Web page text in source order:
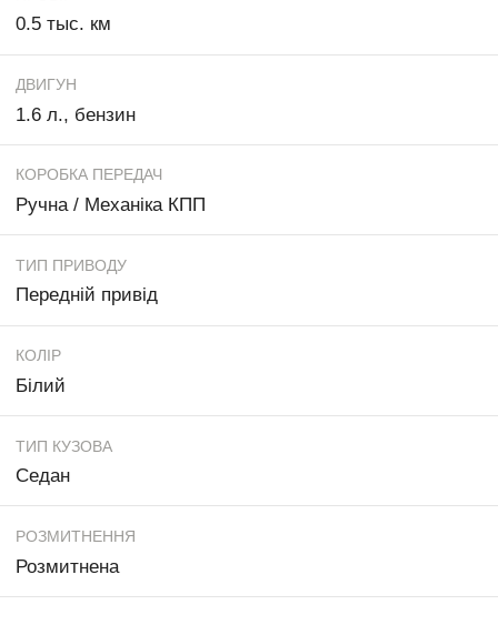
0.5 тыс. км
ДВИГУН
1.6 л., бензин
КОРОБКА ПЕРЕДАЧ
Ручна / Механіка КПП
ТИП ПРИВОДУ
Передній привід
КОЛІР
Білий
ТИП КУЗОВА
Седан
РОЗМИТНЕННЯ
Розмитнена